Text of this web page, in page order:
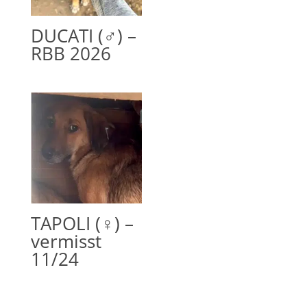
DUCATI (♂) –
RBB 2026
TAPOLI (♀) –
vermisst
11/24